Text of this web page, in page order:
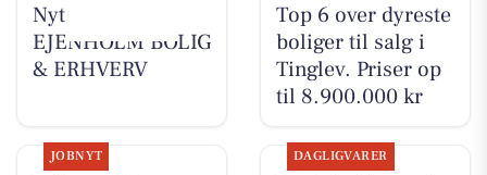
Nyt fra
EJENHOLM BOLIG
& ERHVERV
Top 6 over dyreste
boliger til salg i
Tinglev. Priser op
til 8.900.000 kr
JOBNYT DAGLIGVARER